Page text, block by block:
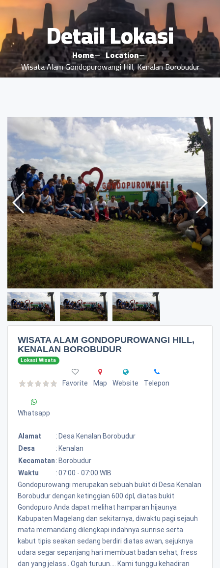
Detail Lokasi
Home
Location
Wisata Alam Gondopurowangi Hill, Kenalan Borobudur
WISATA ALAM GONDOPUROWANGI HILL,
KENALAN BOROBUDUR
Lokasi Wisata
Favorite Map Website Telepon
Whatsapp
Alamat : Desa Kenalan Borobudur
Desa
: Kenalan
Kecamatan : Borobudur
Waktu
:07:00 - 07:00 WIB
Gondopurowangi merupakan sebuah bukit di Desa Kenalan
Borobudur dengan ketinggian 600 dpl, diatas bukit
Gondopuro Anda dapat melihat hamparan hijaunya
Kabupaten Magelang dan sekitarnya, diwaktu pagi sejauh
mata memandang dilengkapi indahnya sunrise serta
kabut tipis seakan sedang berdiri diatas awan, sejuknya
udara segar sepanjang hari membuat badan sehat, fress
dan yang jelass.. Ogah turuun.... Kami tunggu kehadiran